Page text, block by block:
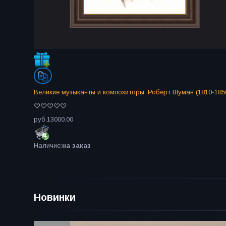
Великие музыканты и композиторы: Роберт Шуман (1810-
руб.13000.00
Наличие:на заказ
Новинки